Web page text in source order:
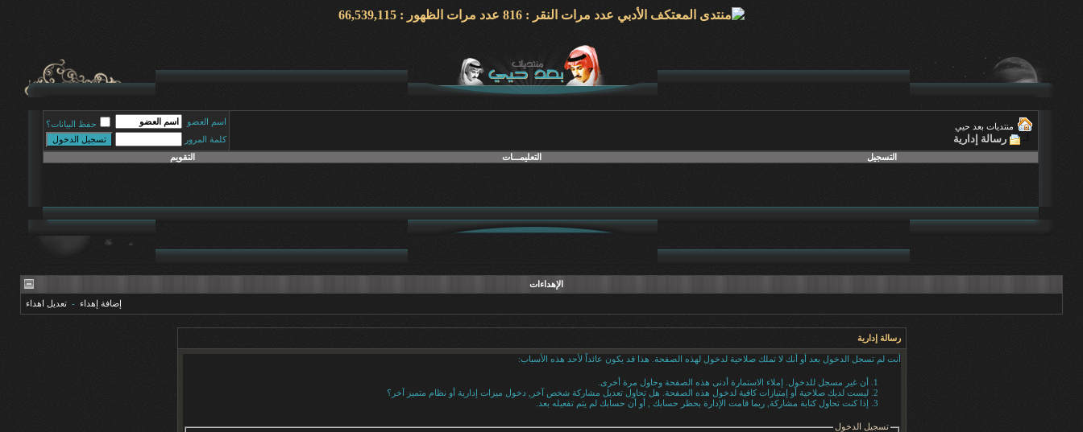
منتديات بعد حيي
رسالة إدارية
اسم العضو
حفظ البيانات؟
كلمة المرور
التسجيل
التعليمـــات التقويم
الإهداءات
إضافة إهداء - تعديل اهداء
رسالة إدارية
أنت لم تسجل الدخول بعد أو أنك لا تملك صلاحية لدخول لهذه الصفحة. هذا قد يكون عائداً لأحد هذه الأسباب:
أن غير مسجل للدخول. إملاء الاستمارة أدنى هذه الصفحة وحاول مرة أخرى.
ليست لديك صلاحية أو إمتيازات كافية لدخول هذه الصفحة. هل تحاول تعديل مشاركة شخص آخر, دخول ميزات إدارية أو نظام متميز آخر؟
إذا كنت تحاول كتابة مشاركة, ربما قامت الإدارة بحظر حسابك , أو أن حسابك لم يتم تفعيله بعد.
تسجيل الدخول